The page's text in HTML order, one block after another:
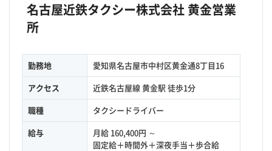
名古屋近鉄タクシー株式会社 黄金営業
所
勤務地
愛知県名古屋市中村区黄金通8丁目16
アクセス
近鉄名古屋線 黄金駅 徒歩1分
職種
タクシードライバー
給与
月給 160,400円 ～
固定給＋時間外＋深夜手当＋歩合給